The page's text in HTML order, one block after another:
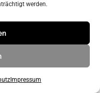
werden.
Impressum